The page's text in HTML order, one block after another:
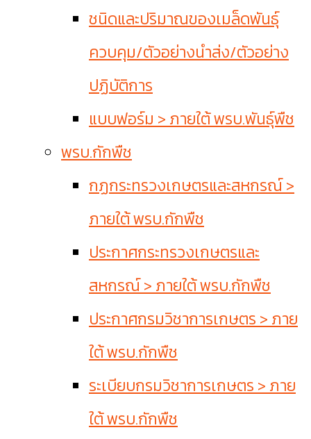
ชนิดและปริมาณของเมล็ดพันธุ์
ควบคุม/ตัวอย่างนำส่ง/ตัวอย่าง
ปฏิบัติการ
แบบฟอร์ม > ภายใต้ พรบ.พันธุ์พืช
พรบ.กักพืช
กฏกระทรวงเกษตรและสหกรณ์ >
ภายใต้ พรบ.กักพืช
ประกาศกระทรวงเกษตรและ
สหกรณ์ > ภายใต้ พรบ.กักพืช
ประกาศกรมวิชาการเกษตร > ภาย
ใต้ พรบ.กักพืช
ระเบียบกรมวิชาการเกษตร > ภาย
ใต้ พรบ.กักพืช